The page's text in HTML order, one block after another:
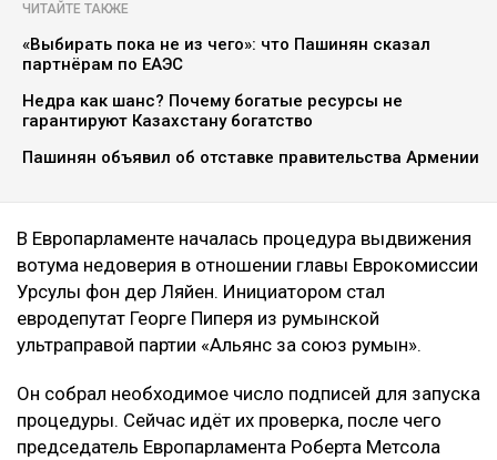
ЧИТАЙТЕ ТАКЖЕ
«Выбирать пока не из чего»: что Пашинян сказал
партнёрам по ЕАЭС
Недра как шанс? Почему богатые ресурсы не
гарантируют Казахстану богатство
Пашинян объявил об отставке правительства Армении
В Европарламенте началась процедура выдвижения
вотума недоверия в отношении главы Еврокомиссии
Урсулы фон дер Ляйен. Инициатором стал
евродепутат Георге Пиперя из румынской
ультраправой партии «Альянс за союз румын».
Он собрал необходимое число подписей для запуска
процедуры. Сейчас идёт их проверка, после чего
председатель Европарламента Роберта Метсола